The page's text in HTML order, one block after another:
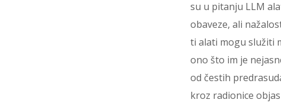
su u pitanju LLM
obaveze, ali
ti alati mogu služiti
ono što im je
od čestih
kroz radionice